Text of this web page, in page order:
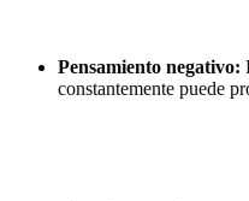
Pensamiento negativo:
constantemente puede